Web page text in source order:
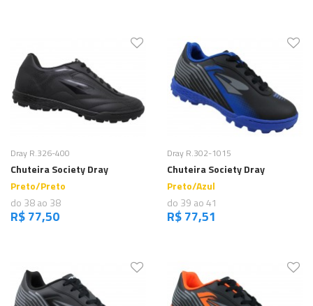
Comprar
Dray R.326-400
Chuteira Society Dray
Preto/Preto
do 38 ao 38
R$ 77,50
Comprar
Dray R.302-1015
Chuteira Society Dray
Preto/Azul
do 39 ao 41
R$ 77,51